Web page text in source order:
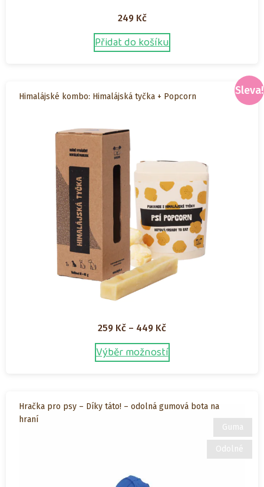
249 Kč
Přidat do košíku
Sleva!
Himalájské kombo: Himalájská tyčka + Popcorn
259 Kč – 449 KčRozpětí
cen:
259 Kč
Výběr možností
variant.
Guma
Odolné
Hračka pro psy – Díky táto! – odolná gumová bota na
hraní